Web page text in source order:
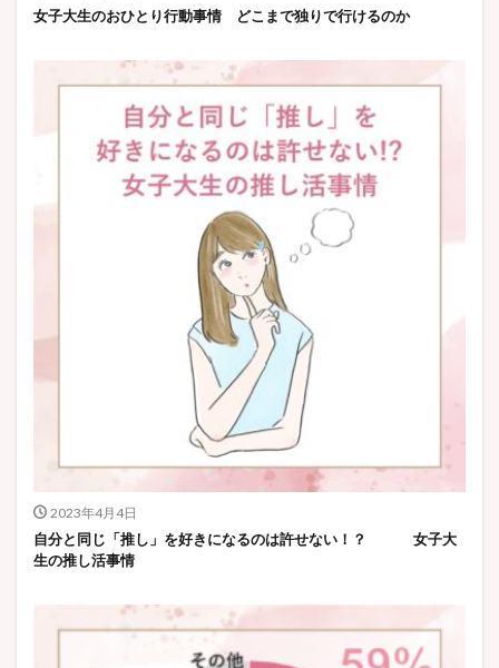
女子大生のおひとり行動事情 どこまで独りで行けるのか
2023年4月4日
自分と同じ「推し」を好きになるのは許せない！？ 女子大
生の推し活事情